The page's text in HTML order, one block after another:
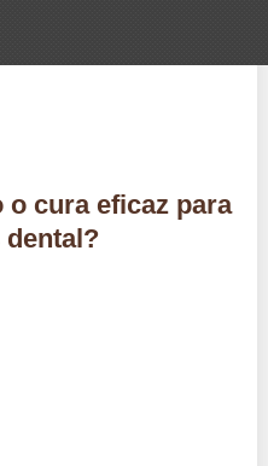
cura eficaz para
dental?